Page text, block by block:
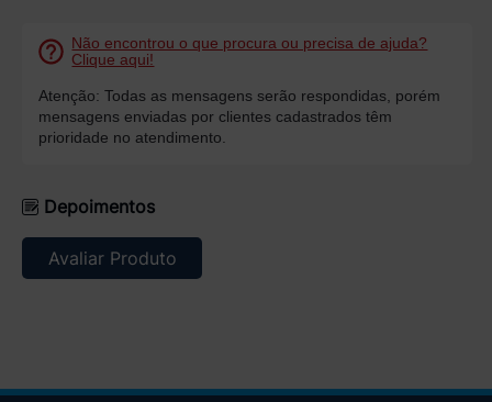
Não encontrou o que procura ou precisa de ajuda?
Clique aqui!
Atenção: Todas as mensagens serão respondidas, porém
mensagens enviadas por clientes cadastrados têm
prioridade no atendimento.
Depoimentos
Avaliar Produto